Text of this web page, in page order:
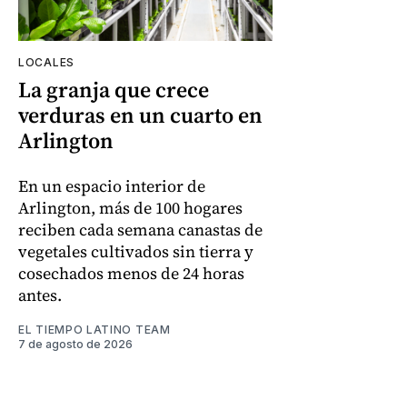
LOCALES
La granja que crece
verduras en un cuarto en
Arlington
En un espacio interior de
Arlington, más de 100 hogares
reciben cada semana canastas de
vegetales cultivados sin tierra y
cosechados menos de 24 horas
antes.
EL TIEMPO LATINO TEAM
7 de agosto de 2026